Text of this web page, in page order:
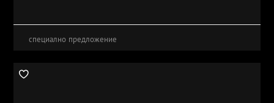
специално предложение